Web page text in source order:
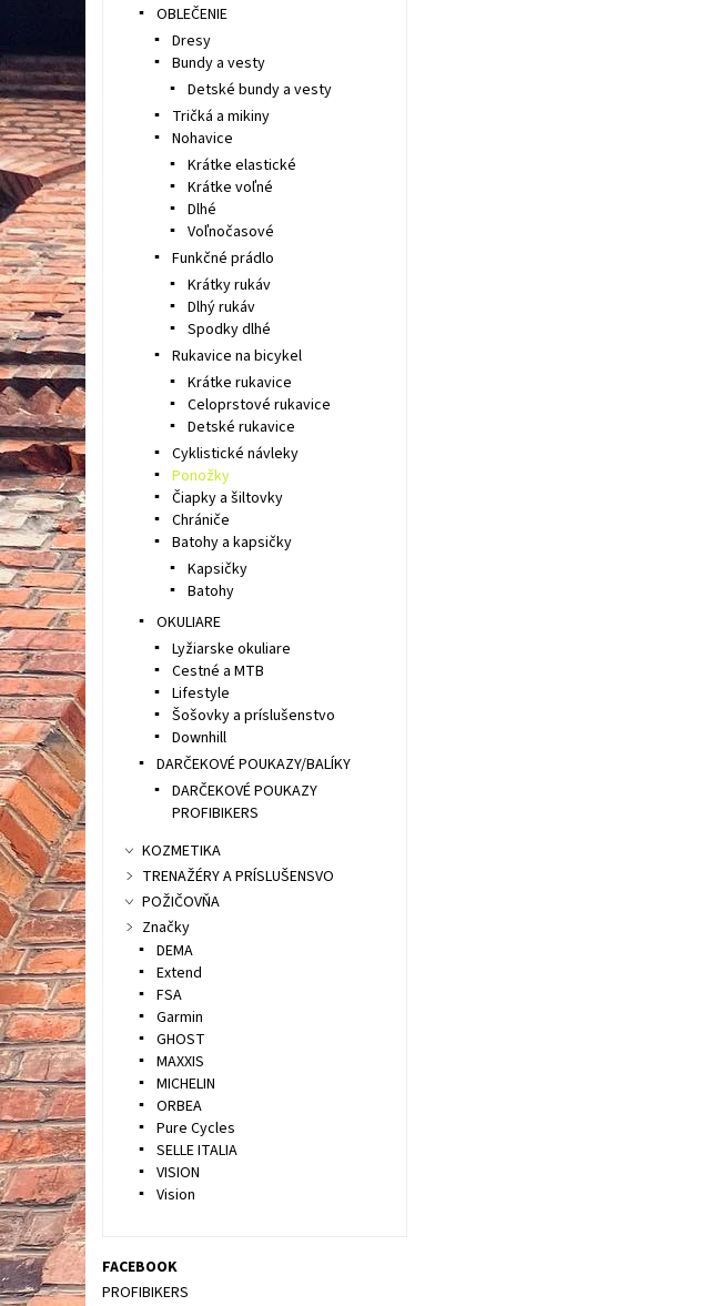
OBLEČENIE
Dresy
Bundy a vesty
Detské bundy a vesty
Tričká a mikiny
Nohavice
Krátke elastické
Krátke voľné
Dlhé
Voľnočasové
Funkčné prádlo
Krátky rukáv
Dlhý rukáv
Spodky dlhé
Rukavice na bicykel
Krátke rukavice
Celoprstové rukavice
Detské rukavice
Cyklistické návleky
Ponožky
Čiapky a šiltovky
Chrániče
Batohy a kapsičky
Kapsičky
Batohy
OKULIARE
Lyžiarske okuliare
Cestné a MTB
Lifestyle
Šošovky a príslušenstvo
Downhill
DARČEKOVÉ POUKAZY/BALÍKY
DARČEKOVÉ POUKAZY
PROFIBIKERS
KOZMETIKA
TRENAŽÉRY A PRÍSLUŠENSVO
POŽIČOVŇA
Značky
DEMA
Extend
FSA
Garmin
GHOST
MAXXIS
MICHELIN
ORBEA
Pure Cycles
SELLE ITALIA
VISION
Vision
FACEBOOK
PROFIBIKERS